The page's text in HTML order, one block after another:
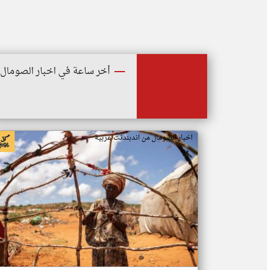
أخر ساعة في اخبار الصومال
اخبار الصومال من اندبندنت عربية